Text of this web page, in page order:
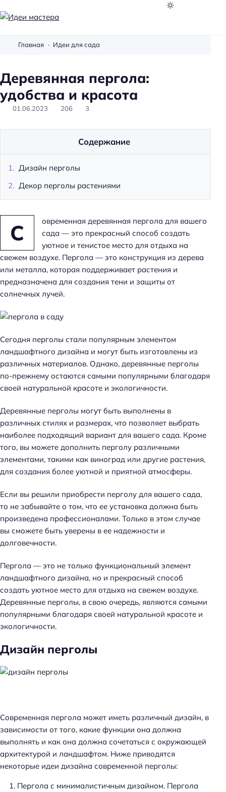
м
с
Главная Идеи для сада
Деревянная пергола:
удобства и красота
01.06.2023 206 3
С
овременная деревянная пергола для вашего
сада — это прекрасный способ создать
уютное и тенистое место для отдыха на
свежем воздухе. Пергола — это конструкция из дерева
или металла, которая поддерживает растения и
предназначена для создания тени и защиты от
солнечных лучей.
Сегодня перголы стали популярным элементом
ландшафтного дизайна и могут быть изготовлены из
различных материалов. Однако, деревянные перголы
по-прежнему остаются самыми популярными благодаря
своей натуральной красоте и экологичности.
Деревянные перголы могут быть выполнены в
различных стилях и размерах, что позволяет выбрать
наиболее подходящий вариант для вашего сада. Кроме
того, вы можете дополнить перголу различными
элементами, такими как виноград или другие растения,
для создания более уютной и приятной атмосферы.
Если вы решили приобрести перголу для вашего сада,
то не забывайте о том, что ее установка должна быть
произведена профессионалами. Только в этом случае
вы сможете быть уверены в ее надежности и
долговечности.
Пергола — это не только функциональный элемент
ландшафтного дизайна, но и прекрасный способ
создать уютное место для отдыха на свежем воздухе.
Деревянные перголы, в свою очередь, являются самыми
популярными благодаря своей натуральной красоте и
экологичности.
Дизайн перголы
Современная пергола может иметь различный дизайн, в
зависимости от того, какие функции она должна
выполнять и как она должна сочетаться с окружающей
архитектурой и ландшафтом. Ниже приводятся
некоторые идеи дизайна современной перголы:
Пергола с минималистичным дизайном. Пергола
Содержание
Дизайн перголы
Декор перголы растениями